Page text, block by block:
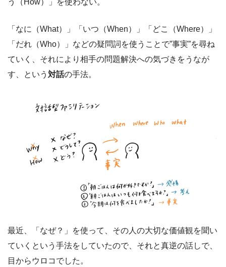
う（How）」を使わない。
「なに（What）」「いつ（When）」「どこ（Where）」
「だれ（Who）」などの疑問詞を使うことで”事実”を尋ね
ていく、それにより相手の問題解決への気づきをうなが
す、という 対話の手法。
最近、「なぜ？」を使って、その人の大切な価値観を聞い
ていくという手法をしていたので、それと真逆の話しで、
目からウロコでした。